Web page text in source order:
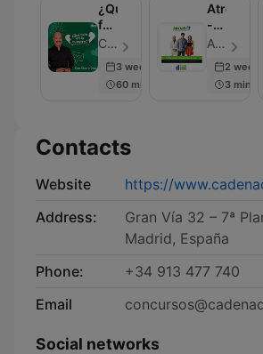
¿Qué
falló
en
vuestro?
Cadena Dial - Episode 50
3 weeks ago
60 min
Atrévete
-
Las
Bromas
de
Isidro
Atrévete - Episode 50
2 weeks
3 min
Contacts
Website
https://
Address:
Gran Vía 32 – 7ª
Madrid, España
Phone:
+34 913 477 740
Email
Social networks